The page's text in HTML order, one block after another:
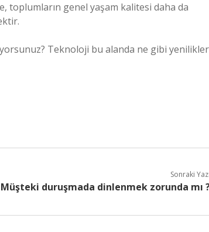
toplumların genel yaşam kalitesi daha da
Teknoloji bu alanda ne gibi yenilikler
Sonraki
Müşteki duruşmada dinlenmek zorunda mı